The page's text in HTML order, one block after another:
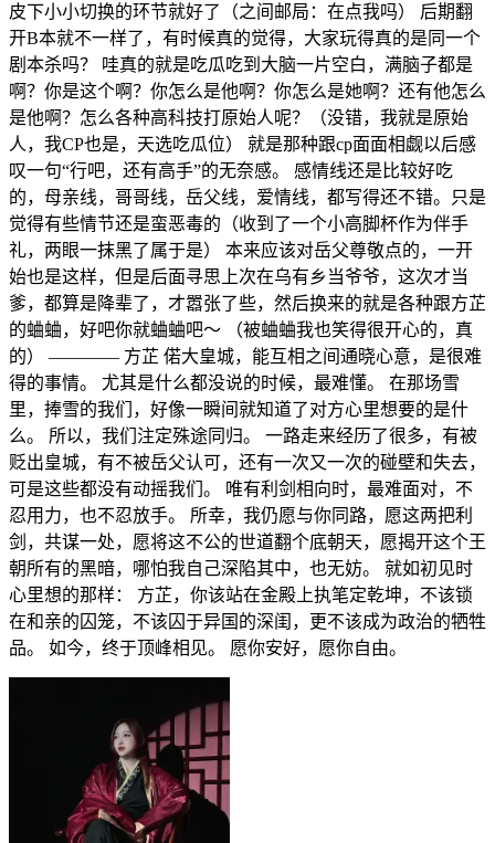
皮下小小切换的环节就好了（之间邮局：在点我吗） 后期翻
开B本就不一样了，有时候真的觉得，大家玩得真的是同一个
剧本杀吗？ 哇真的就是吃瓜吃到大脑一片空白，满脑子都是
啊？你是这个啊？你怎么是他啊？你怎么是她啊？还有他怎么
是他啊？怎么各种高科技打原始人呢？（没错，我就是原始
人，我CP也是，天选吃瓜位） 就是那种跟cp面面相觑以后感
叹一句“行吧，还有高手”的无奈感。 感情线还是比较好吃
的，母亲线，哥哥线，岳父线，爱情线，都写得还不错。只是
觉得有些情节还是蛮恶毒的（收到了一个小高脚杯作为伴手
礼，两眼一抹黑了属于是） 本来应该对岳父尊敬点的，一开
始也是这样，但是后面寻思上次在乌有乡当爷爷，这次才当
爹，都算是降辈了，才嚣张了些，然后换来的就是各种跟方芷
的蛐蛐，好吧你就蛐蛐吧～ （被蛐蛐我也笑得很开心的，真
的） ———— 方芷 偌大皇城，能互相之间通晓心意，是很难
得的事情。 尤其是什么都没说的时候，最难懂。 在那场雪
里，捧雪的我们，好像一瞬间就知道了对方心里想要的是什
么。 所以，我们注定殊途同归。 一路走来经历了很多，有被
贬出皇城，有不被岳父认可，还有一次又一次的碰壁和失去，
可是这些都没有动摇我们。 唯有利剑相向时，最难面对，不
忍用力，也不忍放手。 所幸，我仍愿与你同路，愿这两把利
剑，共谋一处，愿将这不公的世道翻个底朝天，愿揭开这个王
朝所有的黑暗，哪怕我自己深陷其中，也无妨。 就如初见时
心里想的那样： 方芷，你该站在金殿上执笔定乾坤，不该锁
在和亲的囚笼，不该囚于异国的深闺，更不该成为政治的牺牲
品。 如今，终于顶峰相见。 愿你安好，愿你自由。